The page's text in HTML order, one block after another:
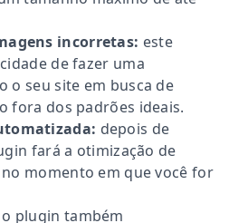
incorretas: este
de fazer uma
o seu site em busca de
fora dos padrões ideais.
depois de
fará a otimização de
momento em que você for
o plugin também